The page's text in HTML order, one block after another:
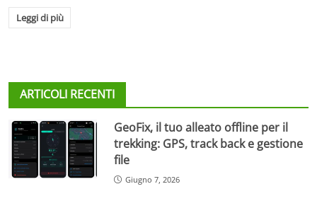
Leggi di più
ARTICOLI RECENTI
GeoFix, il tuo alleato offline per il
trekking: GPS, track back e gestione
file
Giugno 7, 2026